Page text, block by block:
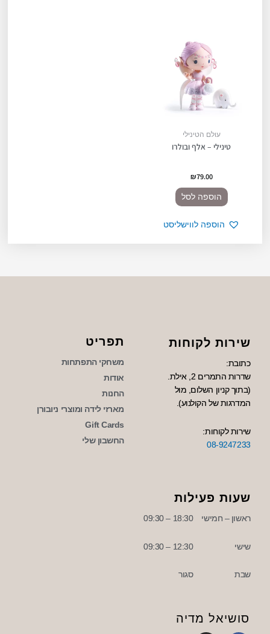
עולם הטינילי
טינילי – אלף ובולרו
₪79.00
הוספה לסל
הוספה לווישליסט
שירות לקוחות
כתובת:
שדרות התמרים 2, אילת.
(בתוך קניון השלום, מול
המדרגות של הקולנוע).
שירות לקוחות:
08-9247233
תפריט
משחקי התפתחות
אודות
החנות
מארזי לידה ומוצרי ניובורן
Gift Cards
החשבון שלי
שעות פעילות
ראשון – חמישי
שישי
שבת
18:30 – 09:30
12:30 – 09:30
סגור
סושיאל מדיה